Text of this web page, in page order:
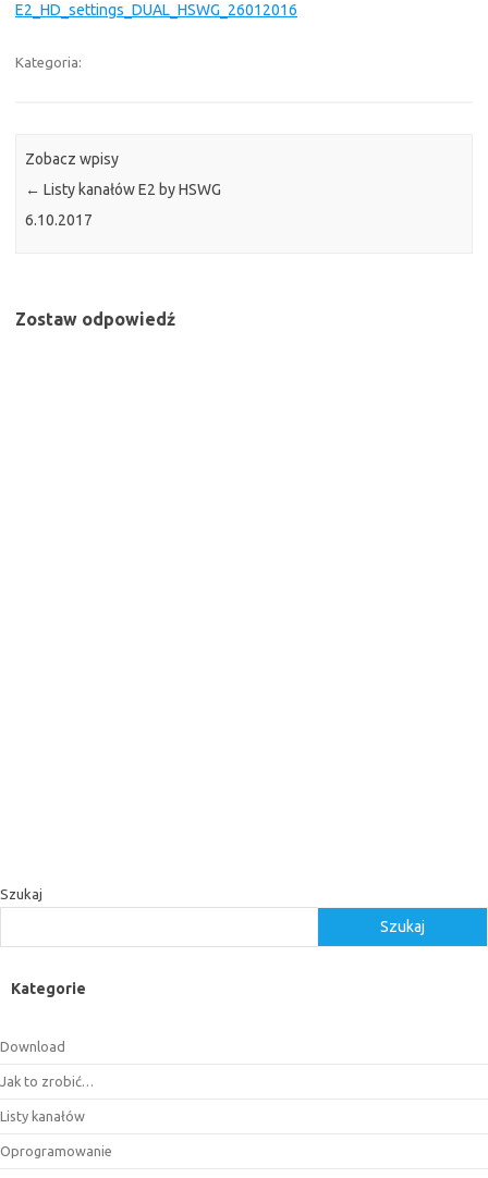
E2_HD_settings_DUAL_HSWG_26012016
Kategoria:
Zobacz wpisy
← Listy kanałów E2 by HSWG
6.10.2017
Zostaw odpowiedź
Szukaj
Szukaj
Kategorie
Download
Jak to zrobić…
Listy kanałów
Oprogramowanie